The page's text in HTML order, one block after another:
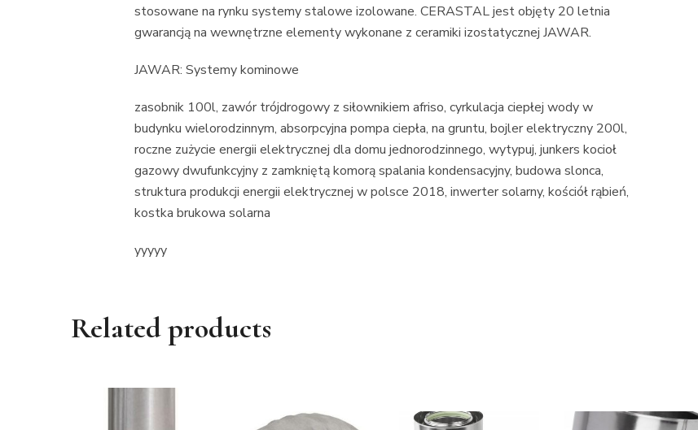
stosowane na rynku systemy stalowe izolowane. CERASTAL jest objęty 20 letnia
gwarancją na wewnętrzne elementy wykonane z ceramiki izostatycznej JAWAR.
JAWAR: Systemy kominowe
zasobnik 100l, zawór trójdrogowy z siłownikiem afriso, cyrkulacja ciepłej wody w
budynku wielorodzinnym, absorpcyjna pompa ciepła, na gruntu, bojler elektryczny 200l,
roczne zużycie energii elektrycznej dla domu jednorodzinnego, wytypuj, junkers kocioł
gazowy dwufunkcyjny z zamkniętą komorą spalania kondensacyjny, budowa slonca,
struktura produkcji energii elektrycznej w polsce 2018, inwerter solarny, kościół rąbień,
kostka brukowa solarna
yyyyy
Related products